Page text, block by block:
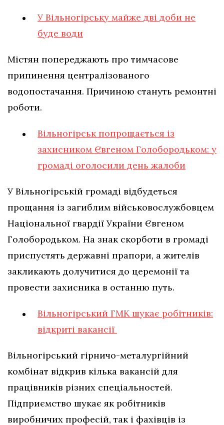
У Вільногірську майже дві доби не
буде води
Містян попереджають про тимчасове
припинення централізованого
водопостачання. Причиною стануть ремонтні
роботи.
Вільногірськ попрощається із
захисником Євгеном Голобородьком: у
громаді оголосили день жалоби
У Вільногірській громаді відбудеться
прощання із загиблим військовослужбовцем
Національної гвардії України Євгеном
Голобородьком. На знак скорботи в громаді
приспустять державні прапори, а жителів
закликають долучитися до церемонії та
провести захисника в останню путь.
Вільногірський ГМК шукає робітників:
відкриті вакансії
Вільногірський гірничо-металургійний
комбінат відкрив кілька вакансій для
працівників різних спеціальностей.
Підприємство шукає як робітників
виробничих професій, так і фахівців із